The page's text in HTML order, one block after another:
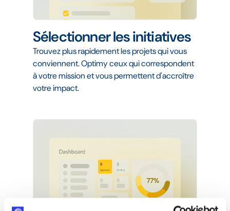
Sélectionner les initiatives
Trouvez plus rapidement les projets qui vous
conviennent. Optimy ceux qui correspondent
à votre mission et vous permettent d'accroître
votre impact.